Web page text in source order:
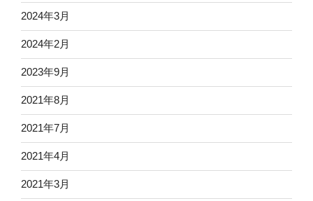
2024年3月
2024年2月
2023年9月
2021年8月
2021年7月
2021年4月
2021年3月